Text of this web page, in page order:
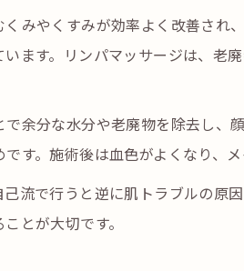
アップを目指す表情筋エステ体験の
テ体験前後で感じる表情筋の変化
テ施術の流れとポイントを解説
筋ケアでフェイスラインを引き締
イルマッサージとエステの違いを
ッサージ併用で効果実感エステの
みやくすみが効率よく改善され
ます。リンパマッサージは、老
余分な水分や老廃物を除去し、
す。施術後は血色がよくなり、
流で行うと逆に肌トラブルの原
とが大切です。